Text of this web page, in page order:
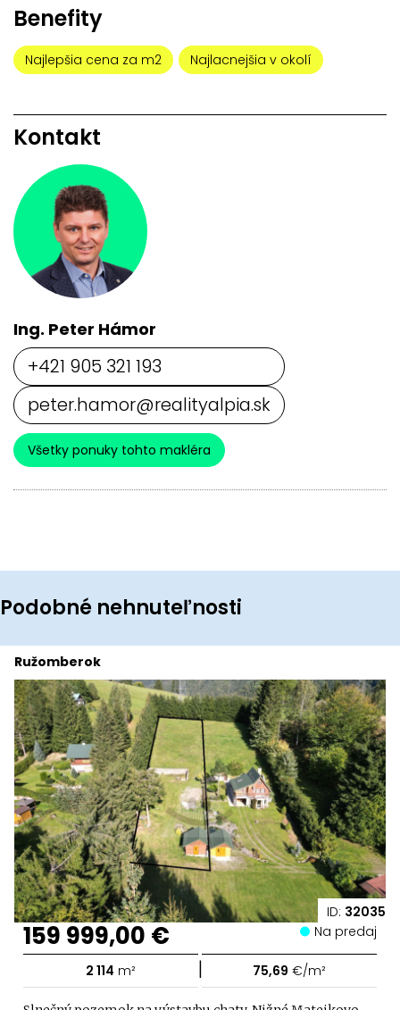
Benefity
Najlepšia cena za m2 Najlacnejšia v okolí
Kontakt
Ing. Peter Hámor
+421 905 321 193
peter.hamor@realityalpia.sk
Všetky ponuky tohto makléra
Podobné nehnuteľnosti
ID: 32035
Ružomberok
159 999,00 € Na predaj
2 114 m² | 75,69 €/m²